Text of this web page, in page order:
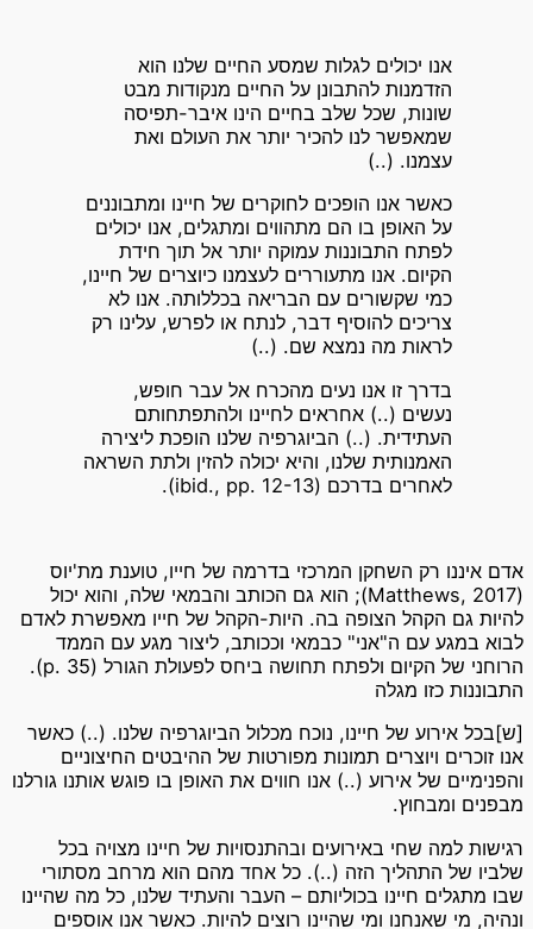
אנו יכולים לגלות שמסע החיים שלנו הוא
הזדמנות להתבונן על החיים מנקודות מבט
שונות, שכל שלב בחיים הינו איבר-תפיסה
שמאפשר לנו להכיר יותר את העולם ואת
עצמנו. (..)
כאשר אנו הופכים לחוקרים של חיינו ומתבוננים
על האופן בו הם מתהווים ומתגלים, אנו יכולים
לפתח התבוננות עמוקה יותר אל תוך חידת
הקיום. אנו מתעוררים לעצמנו כיוצרים של חיינו,
כמי שקשורים עם הבריאה בכללותה. אנו לא
צריכים להוסיף דבר, לנתח או לפרש, עלינו רק
לראות מה נמצא שם. (..)
בדרך זו אנו נעים מהכרח אל עבר חופש,
נעשים (..) אחראים לחיינו ולהתפתחותם
העתידית. (..) הביוגרפיה שלנו הופכת ליצירה
האמנותית שלנו, והיא יכולה להזין ולתת השראה
לאחרים בדרכם (ibid., pp. 12-13).
אדם איננו רק השחקן המרכזי בדרמה של חייו, טוענת מת'יוס
(Matthews, 2017); הוא גם הכותב והבמאי שלה, והוא יכול
להיות גם הקהל הצופה בה. היות-הקהל של חייו מאפשרת לאדם
לבוא במגע עם ה"אני" כבמאי וככותב, ליצור מגע עם הממד
הרוחני של הקיום ולפתח תחושה ביחס לפעולת הגורל (p. 35).
התבוננות כזו מגלה
[ש]בכל אירוע של חיינו, נוכח מכלול הביוגרפיה שלנו. (..) כאשר
אנו זוכרים ויוצרים תמונות מפורטות של ההיבטים החיצוניים
והפנימיים של אירוע (..) אנו חווים את האופן בו פוגש אותנו גורלנו
מבפנים ומבחוץ.
רגישות למה שחי באירועים ובהתנסויות של חיינו מצויה בכל
שלביו של התהליך הזה (..). כל אחד מהם הוא מרחב מסתורי
שבו מתגלים חיינו בכוליותם – העבר והעתיד שלנו, כל מה שהיינו
ונהיה, מי שאנחנו ומי שהיינו רוצים להיות. כאשר אנו אוספים